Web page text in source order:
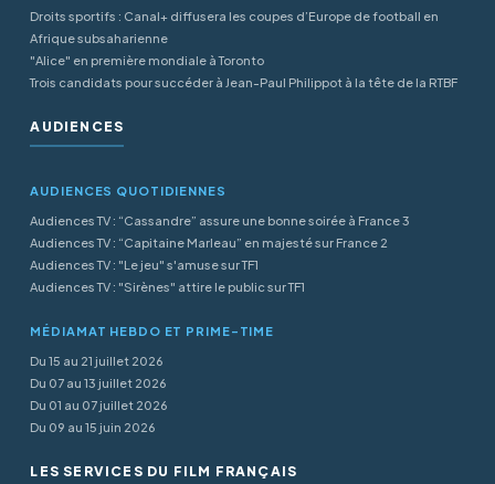
Droits sportifs : Canal+ diffusera les coupes d’Europe de football en
Afrique subsaharienne
"Alice" en première mondiale à Toronto
Trois candidats pour succéder à Jean-Paul Philippot à la tête de la RTBF
AUDIENCES
AUDIENCES QUOTIDIENNES
Audiences TV : “Cassandre” assure une bonne soirée à France 3
Audiences TV : “Capitaine Marleau” en majesté sur France 2
Audiences TV : "Le jeu" s'amuse sur TF1
Audiences TV : "Sirènes" attire le public sur TF1
MÉDIAMAT HEBDO ET PRIME-TIME
Du 15 au 21 juillet 2026
Du 07 au 13 juillet 2026
Du 01 au 07 juillet 2026
Du 09 au 15 juin 2026
LES SERVICES DU FILM FRANÇAIS